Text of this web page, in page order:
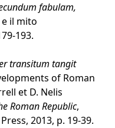
fabulam,
e il mito
193.
transitum tangit
of Roman
et D. Nelis
Roman Republic,
2013, p. 19-39.